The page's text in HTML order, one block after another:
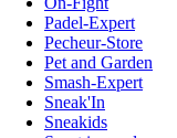
Padel-Expert
Pecheur-Store
Pet and Garden
Smash-Expert
Sneak'In
Sneakids